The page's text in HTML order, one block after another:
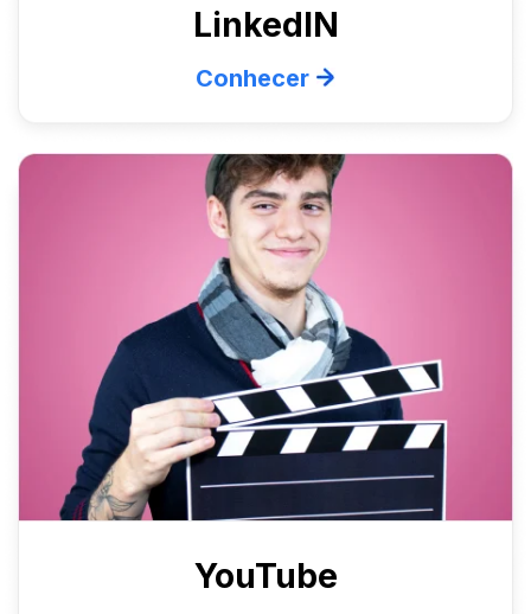
LinkedIN
Conhecer
YouTube